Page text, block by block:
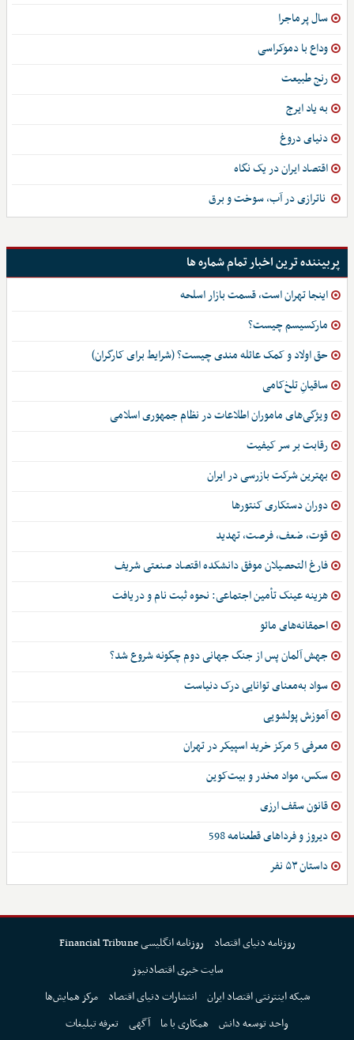
سال پرماجرا
وداع با دموکراسی
رنج طبیعت
به یاد ایرج
دنیای دروغ
اقتصاد ایران در یک نگاه
ناترازی در آب، سوخت و برق
پربیننده ترین اخبار تمام شماره ها
اینجا تهران است، قسمت بازار اسلحه
مارکسیسم چیست؟
حق اولاد و کمک عائله مندی چیست؟ (شرایط برای کارگران)
ساقیانِ تلخ‌کامی
ویژگی‌های ماموران اطلاعات در نظام جمهوری اسلامی
رقابت بر سر کیفیت
بهترین شرکت بازرسی در ایران
دوران دستکاری کنتورها
قوت، ضعف، فرصت، تهدید
فارغ التحصیلان موفق دانشکده اقتصاد صنعتی شریف
هزینه عینک تأمین اجتماعی: نحوه ثبت نام و دریافت
احمقانه‌های مائو
جهش آلمان پس از جنگ جهانی دوم چگونه شروع شد؟
سواد به‌معنای توانایی درک دنیاست
آموزش پولشویی
معرفی 5 مرکز خرید اسپیکر در تهران
سکس، مواد مخدر و بیت‌کوین
قانون سقف ارزی
دیروز و فرداهای قطعنامه 598
داستان ۵۳ نفر
روزنامه دنیای اقتصاد
روزنامه انگلیسی Financial Tribune
سایت خبری اقتصادنیوز
شبکه اینترنتی اقتصاد ایران انتشارات دنیای اقتصاد
مرکز همایش‌ها
واحد توسعه دانش همکاری با ما آگهی تعرفه تبلیغات